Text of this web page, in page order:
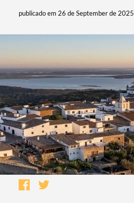
publicado em 26 de September de 2025